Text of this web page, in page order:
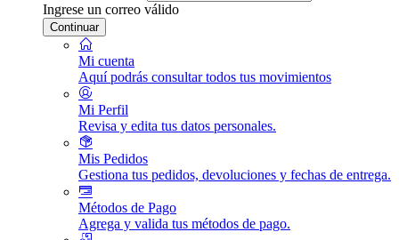
Ingrese un correo válido
Continuar
Mi cuenta
Aquí podrás consultar todos tus movimientos
Mi Perfil
Revisa y edita tus datos personales.
Mis Pedidos
Gestiona tus pedidos, devoluciones y fechas de entrega.
Métodos de Pago
Agrega y valida tus métodos de pago.